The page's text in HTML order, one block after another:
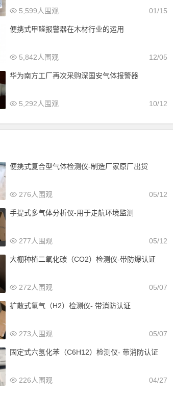
01/15
5,599人围观
便携式甲醛报警器在木材行业的运用
12/05
5,842人围观
华为南方工厂再次采购深国安气体报警器
10/12
5,292人围观
便携式复合型气体检测仪-制造厂家原厂出货
05/12
276人围观
手提式多气体分析仪-用于走航环境监测
05/12
277人围观
大棚种植二氧化碳（CO2）检测仪-带防爆认证
05/07
272人围观
扩散式氢气（H2）检测仪- 带消防认证
05/07
273人围观
固定式六氢化苯（C6H12）检测仪- 带消防认证
04/27
226人围观